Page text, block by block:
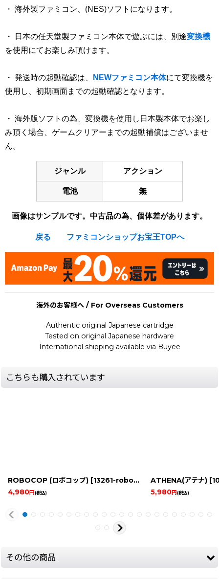
・ 海外製ファミコン、(NES)ソフトになります。
・ 日本の任天堂製ファミコン本体で遊ぶには、別途変換機
を使用にてお楽しみ頂けます。
・ 発送時の起動確認は、 NEWファミコン本体にて変換機を
使用し、初期画面までの起動確認となります。
・ 海外版ソフトの為、変換機を使用し日本製本体でお楽し
み頂く場合、ゲームクリアーまでの起動補償はございませ
ん。
ジャンル アクション
電池 無
画像はサンプルです。中古品の為、個体差があります。
戻る ファミコンショップお宝王TOPへ
海外のお客様へ / For Overseas Customers
Authentic original Japanese cartridge
Tested on original Japanese hardware
International shipping available via Buyee
こちらも購入されています
ROBOCOP (ロボコップ) [13261-robocop-nes ]
4,980円(税込)
ATHENA(アテナ) [
5,980円(税込)
その他の商品